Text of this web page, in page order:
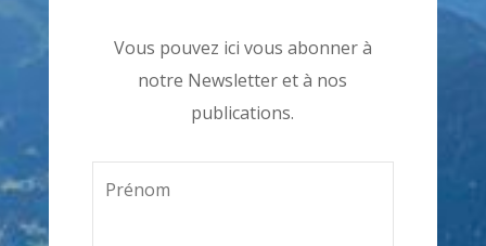
Vous pouvez ici vous abonner à
notre Newsletter et à nos
publications.